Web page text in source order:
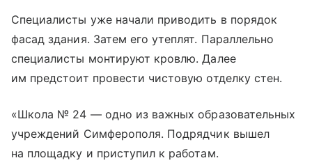
Специалисты уже начали приводить в порядок
фасад здания. Затем его утеплят. Параллельно
специалисты монтируют кровлю. Далее
им предстоит провести чистовую отделку стен.
«Школа № 24 — одно из важных образовательных
учреждений Симферополя. Подрядчик вышел
на площадку и приступил к работам.